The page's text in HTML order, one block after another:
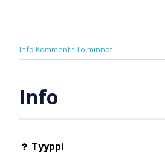
Info KommentitToiminnot
Info
Tyyppi